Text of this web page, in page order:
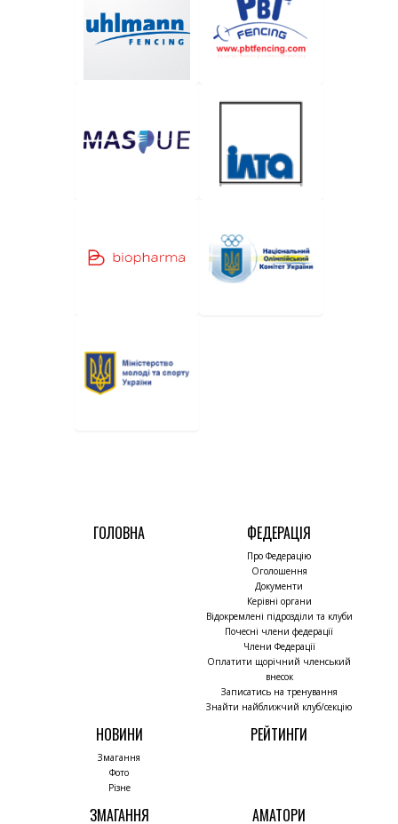
ГОЛОВНА ФЕДЕРАЦІЯ
Про Федерацію
Оголошення
Документи
Керівні органи
Відокремлені підрозділи та клуби
Почесні члени федерації
Члени Федерації
Оплатити щорічний членський
внесок
Записатись на тренування
Знайти найближчий клуб/секцію
НОВИНИ
Змагання
Фото
Різне
РЕЙТИНГИ
ЗМАГАННЯ АМАТОРИ